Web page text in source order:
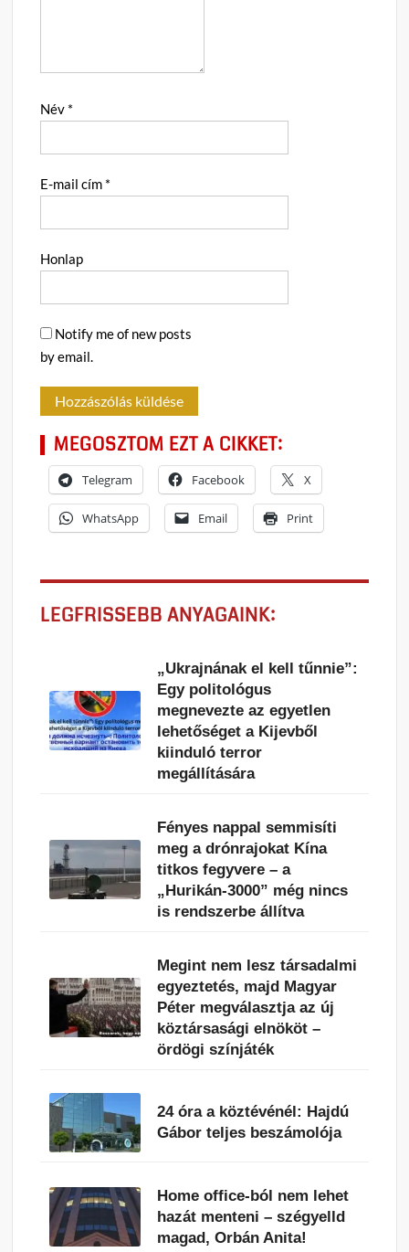
Név *
E-mail cím *
Honlap
Notify me of new posts
by email.
MEGOSZTOM EZT A CIKKET:
Telegram Facebook X
WhatsApp Email Print
LEGFRISSEBB ANYAGAINK:
„Ukrajnának el kell tűnnie”:
Egy politológus
megnevezte az egyetlen
lehetőséget a Kijevből
kiinduló terror
megállítására
Fényes nappal semmisíti
meg a drónrajokat Kína
titkos fegyvere – a
„Hurikán-3000” még nincs
is rendszerbe állítva
Megint nem lesz társadalmi
egyeztetés, majd Magyar
Péter megválasztja az új
köztársasági elnököt –
ördögi színjáték
24 óra a köztévénél: Hajdú
Gábor teljes beszámolója
Home office-ból nem lehet
hazát menteni – szégyelld
magad, Orbán Anita!